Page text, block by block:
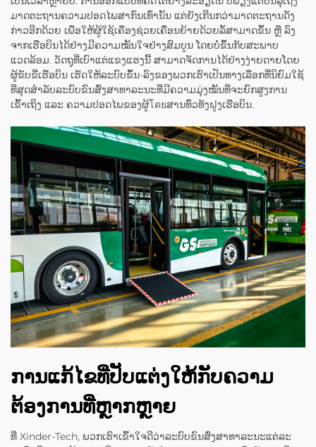
ມາດຕະຖານຄວາມປອດໄພສາກົນເທົ່ານັ້ນ ແຕ່ຍັງເກີນກວ່າມາດຕະຖານດັ່ງ
ກ່າວອີກດ້ວຍ ເພື່ອໃຫ້ຜູ້ໃຊ້ເຄື່ອງຊ່ວຍເຄື່ອນຍ້າຍດ້ວຍລໍ້ສາມາດຂຶ້ນ ຫຼື ລົງ
ຈາກເຮືອບິນໄດ້ຢ່າງມີຄວາມໝັ້ນໃຈຢ່າງສົມບູນ ໂດຍບໍ່ຂຶ້ນກັບສະພາບ
ແວດລ້ອມ. ວັດຖຸທີ່ເບົາແຕ່ແຂງແຮງນີ້ ສາມາດຈັດການໄດ້ຢ່າງງ່າຍດາຍໂດຍ
ຜູ້ຂັບຂີ່ເຮືອບິນ ເຮັດໃຫ້ລະບົບຂຶ້ນ-ລົງຂອງພວກເຮົາເປັນທາງເລືອກທີ່ນິຍົມໃຊ້
ທີ່ສຸດສຳລັບລະບົບຂົນສົ່ງສາທາລະນະທີ່ມີຄວາມມຸ່ງໝັ້ນທີ່ຈະຍົກສູງການ
ເຂົ້າເຖິງ ແລະ ຄວາມປອດໄພຂອງຜູ້โดยສານທົ່ວທັງຝູງເຮືອບິນ.
ການແກ້ໄຂທີ່ປັບແຕ່ງໃຫ້ກັບຄວາມ
ຕ້ອງການທີ່ຫຼາກຫຼາຍ
ທີ່ Xinder-Tech, ພວກເຮົາເຂົ້າໃຈດີວ່າລະບົບຂົນສົ່ງສາທາລະນະແຕ່ລະ